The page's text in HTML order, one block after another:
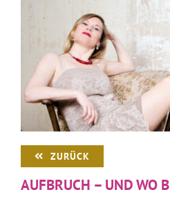
ZURÜCK
AUFBRUCH – UND WO